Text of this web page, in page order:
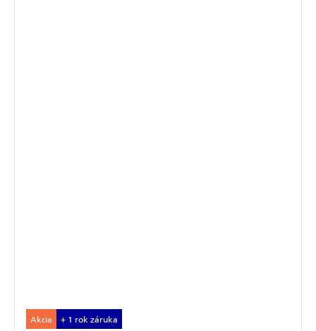
Akcia + 1 rok záruka